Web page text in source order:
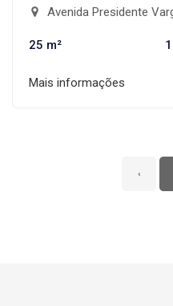
Avenida Presidente
25 m²
Mais informações
‹